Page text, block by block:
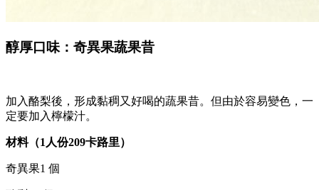
醇厚口味：奇異果蔬果昔
加入酪梨後，形成黏稠又好喝的蔬果昔。但由於容易變色，一
定要加入檸檬汁。
材料（1人份209卡路里）
奇異果1 個